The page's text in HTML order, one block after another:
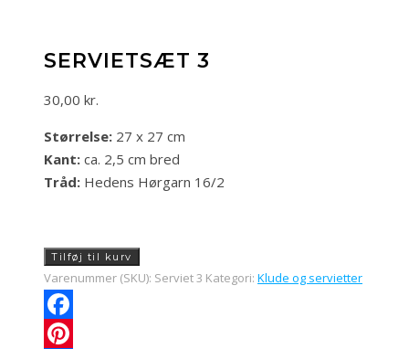
SERVIETSÆT 3
30,00 kr.
Størrelse: 27 x 27 cm
Kant: ca. 2,5 cm bred
Tråd: Hedens Hørgarn 16/2
Servietsæt
3
antal
Tilføj til kurv
Varenummer (SKU): Serviet 3 Kategori: Klude og servietter
Facebook